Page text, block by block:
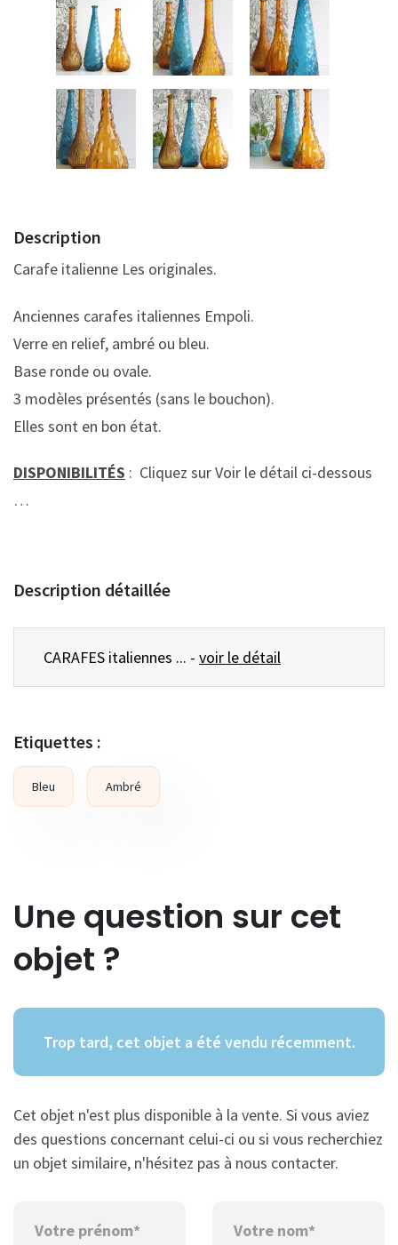
Description
Carafe italienne Les originales.
Anciennes carafes italiennes Empoli.
Verre en relief, ambré ou bleu.
Base ronde ou ovale.
3 modèles présentés (sans le bouchon).
Elles sont en bon état.
DISPONIBILITÉS : Cliquez sur Voir le détail ci-dessous
…
Description détaillée
CARAFES italiennes ... - voir le détail
Etiquettes :
Bleu Ambré
Une question sur cet
objet ?
Trop tard, cet objet a été vendu récemment.
Cet objet n'est plus disponible à la vente. Si vous aviez
des questions concernant celui-ci ou si vous recherchiez
un objet similaire, n'hésitez pas à nous contacter.